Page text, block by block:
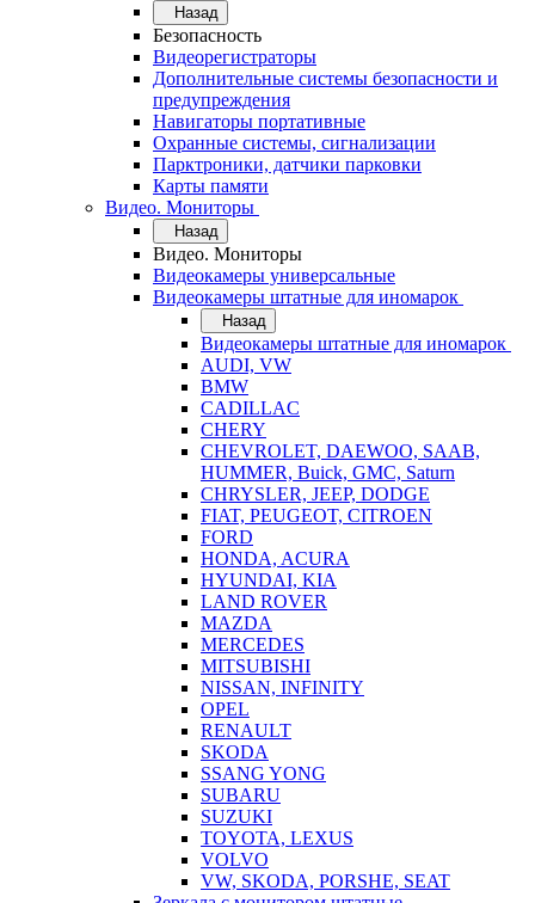
Назад
Безопасность
Видеорегистраторы
Дополнительные системы безопасности и
предупреждения
Навигаторы портативные
Охранные системы, сигнализации
Парктроники, датчики парковки
Карты памяти
Видео. Мониторы
Назад
Видео. Мониторы
Видеокамеры универсальные
Видеокамеры штатные для иномарок
Назад
Видеокамеры штатные для иномарок
AUDI, VW
BMW
CADILLAC
CHERY
CHEVROLET, DAEWOO, SAAB,
HUMMER, Buick, GMC, Saturn
CHRYSLER, JEEP, DODGE
FIAT, PEUGEOT, CITROEN
FORD
HONDA, ACURA
HYUNDAI, KIA
LAND ROVER
MAZDA
MERCEDES
MITSUBISHI
NISSAN, INFINITY
OPEL
RENAULT
SKODA
SSANG YONG
SUBARU
SUZUKI
TOYOTA, LEXUS
VOLVO
VW, SKODA, PORSHE, SEAT